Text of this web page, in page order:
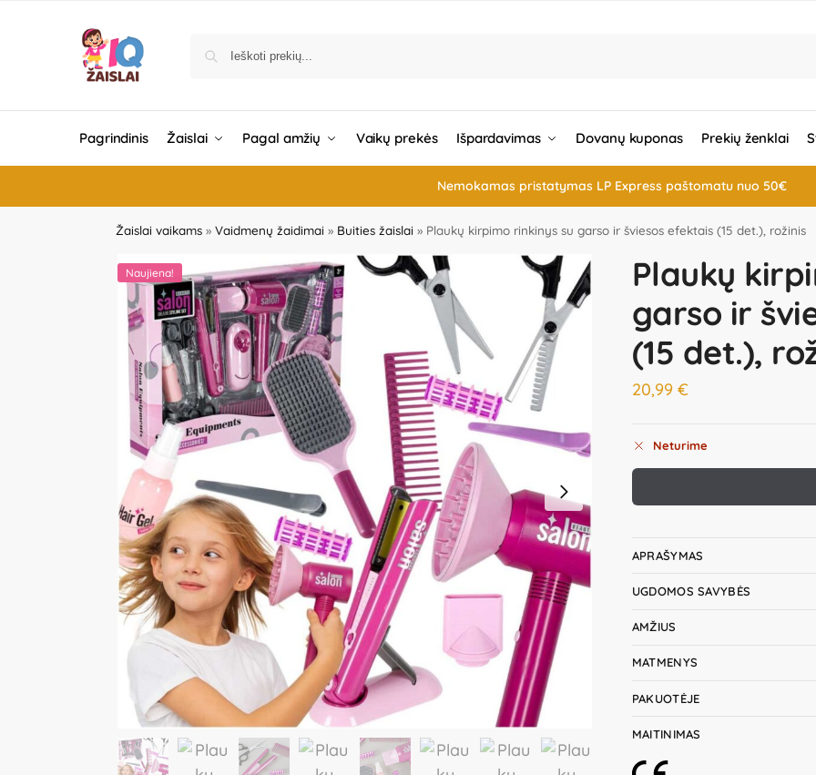
Pagrindinis Žaislai Pagal amžių Vaikų prekės Išpardavimas Dovanų kuponas Prekių ženklai
Nemokamas pristatymas LP Express paštomatu nuo 50€
Žaislai vaikams »Vaidmenų žaidimai » Buities žaislai » Plaukų kirpimo rinkinys su garso ir šviesos efektais (15 det.), rožinis
Naujiena!
Plaukų
garso ir
(15 det.),
20,99 €
Neturime
APRAŠYMAS
UGDOMOS SAVYBĖS
AMŽIUS
MATMENYS
PAKUOTĖJE
MAITINIMAS